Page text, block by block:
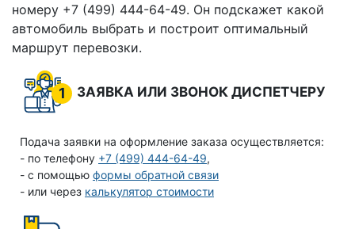
номеру +7 (499) 444-64-49. Он подскажет какой
автомобиль выбрать и построит оптимальный
маршрут перевозки.
1 ЗАЯВКА ИЛИ ЗВОНОК ДИСПЕТЧЕРУ
Подача заявки на оформление заказа осуществляется:
- по телефону +7 (499) 444-64-49,
- с помощью формы обратной связи
- или через калькулятор стоимости